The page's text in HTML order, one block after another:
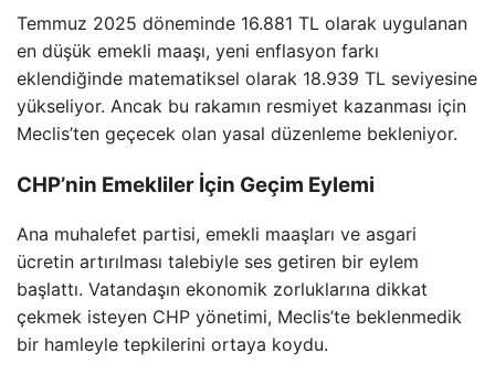
Temmuz 2025 döneminde 16.881 TL olarak uygulanan
en düşük emekli maaşı, yeni enflasyon farkı
eklendiğinde matematiksel olarak 18.939 TL seviyesine
yükseliyor. Ancak bu rakamın resmiyet kazanması için
Meclis’ten geçecek olan yasal düzenleme bekleniyor.
CHP’nin Emekliler İçin Geçim Eylemi
Ana muhalefet partisi, emekli maaşları ve asgari
ücretin artırılması talebiyle ses getiren bir eylem
başlattı. Vatandaşın ekonomik zorluklarına dikkat
çekmek isteyen CHP yönetimi, Meclis’te beklenmedik
bir hamleyle tepkilerini ortaya koydu.